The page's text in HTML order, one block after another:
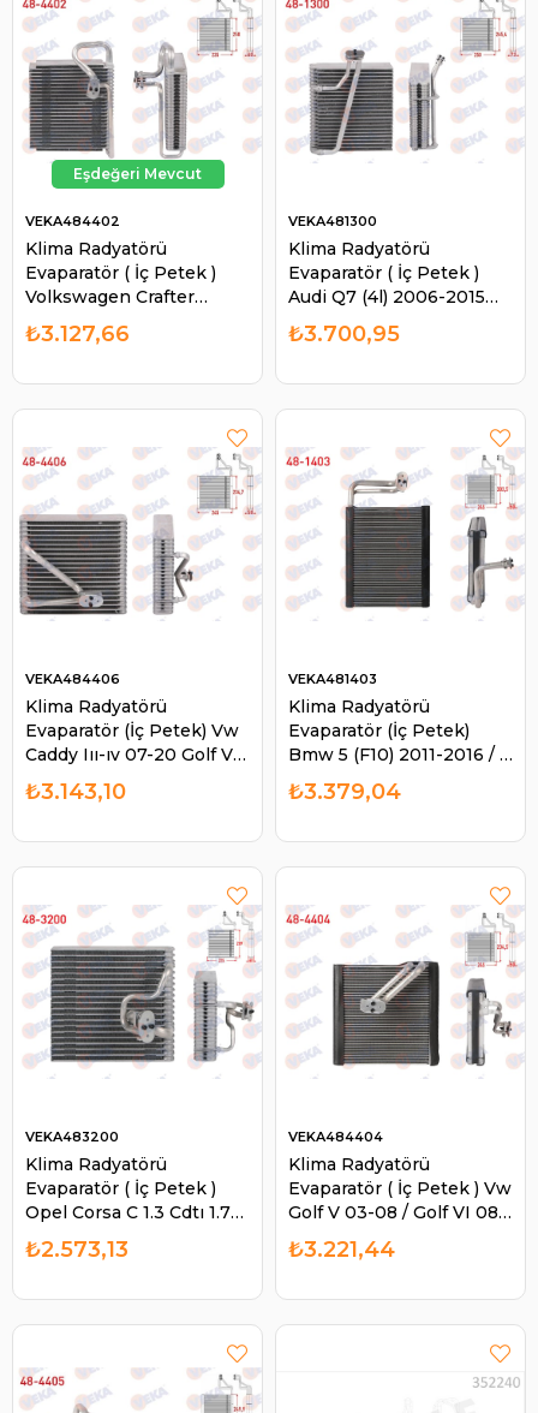
Klima Radyatörü
Evaparatör ( İç Petek )
Volkswagen Crafter
2006-2016 / Mercedes
Sprinter 2006-2016 |
VEKA484402
₺3.127,66
Klima Radyatörü
Evaparatör ( İç Petek )
Audi Q7 (4l) 2006-2015
Vw Crafter 7H1820101A
7L0820679 | VEKA
VEKA481300
₺3.700,95
Klima Radyatörü
Evaparatör (İç Petek) Vw
Caddy Iıı-ıv 07-20 Golf V-
vı 03-12 Jetta Iıı-ıv 06-15
Passat 05-14 | VEKA
VEKA484406
₺3.143,10
Klima Radyatörü
Evaparatör (İç Petek)
Bmw 5 (F10) 2011-2016 / 6
(F06) 2011- 2018 / 7 (F01)
2008-2015 | VEKA 481403
VEKA481403
₺3.379,04
Klima Radyatörü
Evaparatör ( İç Petek )
Opel Corsa C 1.3 Cdtı 1.7
Cdtı - 1.4 2000-2006 /
Combo C 1.4 - 1.6 - 1.7D
VEKA483200
₺2.573,13
Klima Radyatörü
Evaparatör ( İç Petek ) Vw
Golf V 03-08 / Golf VI 08-
12 / Passat 05-10 / Passat
10-14 / Passat CC B6 08 |
VEKA484404
₺3.221,44